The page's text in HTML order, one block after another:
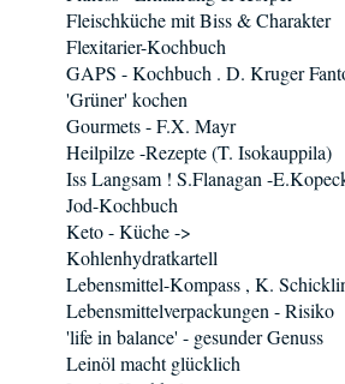
Fleischküche mit Biss & Charakter
Flexitarier-Kochbuch
GAPS - Kochbuch . D. Kruger
'Grüner' kochen
Gourmets - F.X. Mayr
Heilpilze -Rezepte (T. Isokauppila)
Iss Langsam ! S.Flanagan -
Jod-Kochbuch
Keto - Küche ->
Kohlenhydratkartell
Lebensmittel-Kompass , K.
Lebensmittelverpackungen - Risiko
'life in balance' - gesunder Genuss
Leinöl macht glücklich